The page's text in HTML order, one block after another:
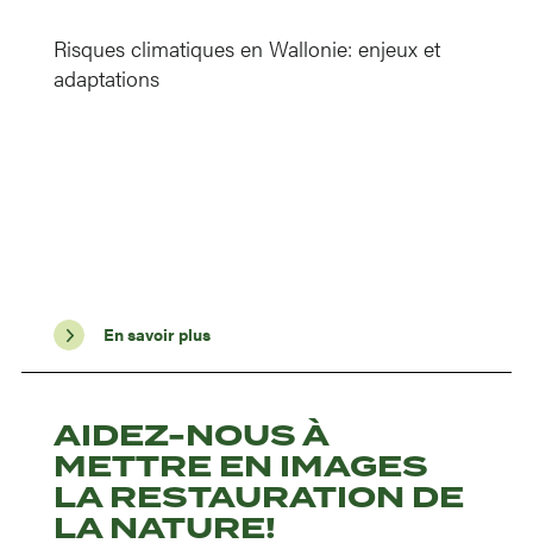
Risques climatiques en Wallonie: enjeux et
adaptations
En savoir plus
AIDEZ-NOUS À
METTRE EN IMAGES
LA RESTAURATION DE
LA NATURE!